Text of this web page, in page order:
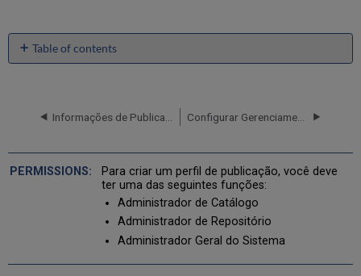
Table of contents
de
Trabalhando
Para criar um perfil de publicação, você deve
ter uma das seguintes funções:
Administrador de Catálogo
Administrador de Repositório
Administrador Geral do Sistema